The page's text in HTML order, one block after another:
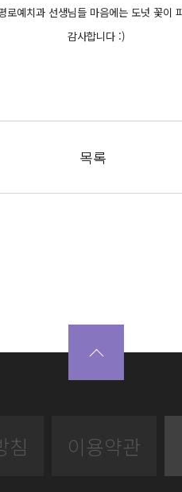
로예치과 선생님들 마음에는 도넛 꽃이
감사합니다 :)
목록
침 이용약관